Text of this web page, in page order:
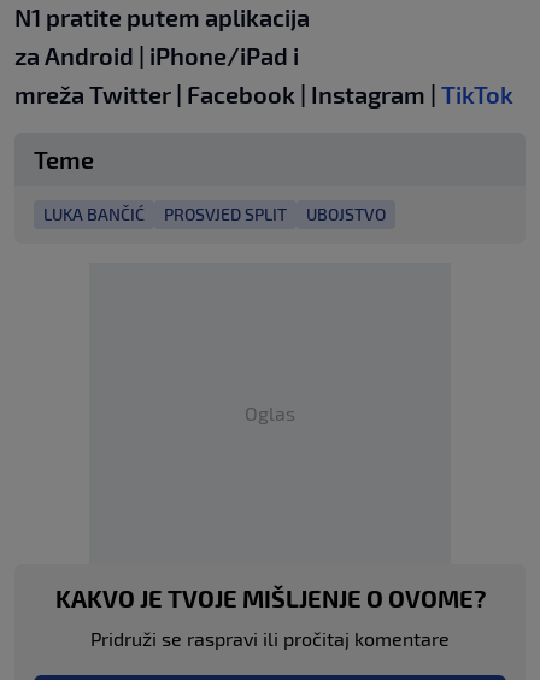
N1 pratite putem aplikacija
za Android | iPhone/iPad i
mreža Twitter | Facebook | Instagram | TikTok
Teme
LUKA BANČIĆ PROSVJED SPLIT UBOJSTVO
Oglas
KAKVO JE TVOJE MIŠLJENJE O OVOME?
Pridruži se raspravi ili pročitaj komentare